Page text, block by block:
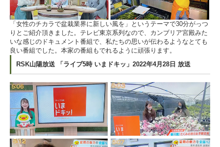
「女性のチカラで盆栽業界に新しい風を」というテーマで30分がっつ
りとご紹介頂きました。テレビ東京系列なので、カンブリア宮殿みた
いな感じのドキュメント番組で、私たちの思いが伝わるようなとても
良い番組でした。本家の番組もでれるように頑張ります。
RSK山陽放送 「ライブ5時 いまドキッ」2022年4月28日 放送